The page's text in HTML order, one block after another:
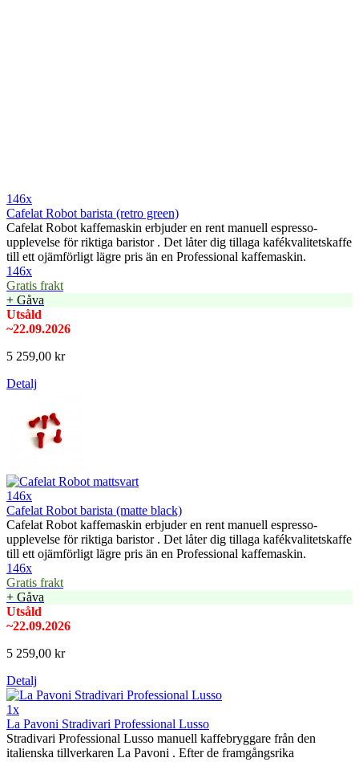
146x
Cafelat Robot barista (retro green)
Cafelat Robot kaffemaskin erbjuder en rent manuell espresso-
upplevelse för riktiga baristor . Det låter dig tillaga kafékvalitetskaffe
till ett ojämförligt lägre pris än en Professional kaffemaskin.
146x
Gratis frakt
+ Gåva
Utsåld
~22.09.2026
5 259,00 kr
Detalj
146x
Cafelat Robot barista (matte black)
Cafelat Robot kaffemaskin erbjuder en rent manuell espresso-
upplevelse för riktiga baristor . Det låter dig tillaga kafékvalitetskaffe
till ett ojämförligt lägre pris än en Professional kaffemaskin.
146x
Gratis frakt
+ Gåva
Utsåld
~22.09.2026
5 259,00 kr
Detalj
1x
La Pavoni Stradivari Professional Lusso
Stradivari Professional Lusso manuell kaffebryggare från den
italienska tillverkaren La Pavoni . Efter de framgångsrika